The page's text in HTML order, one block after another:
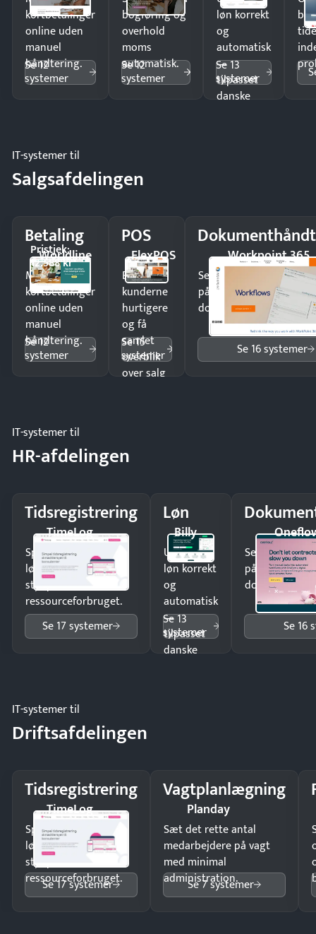
kortbetalinger
online uden
manuel
håndtering.
Se 12
systemer
bogføring og
overhold
moms
automatisk.
Se 12
systemer
løn korrekt
og
automatisk
—
tilpasset
danske
Se 13
systemer
IT-systemer til
Salgsafdelingen
Betaling
Worldline
Pristjek:
12.588 kr
Modtag
kortbetalinger
online uden
manuel
håndtering.
Se 12
systemer
POS
FlexPOS
Ekspedér
kunderne
hurtigere
og få
samlet
overblik
over salg
Se 15
systemer
Workpoint 365
Send kontrakter til
på minutter og mist
dokumenter.
Se 16 systemer
IT-systemer til
HR-afdelingen
Tidsregistrering
TimeLog
Spar tid på
lønberegning og få
styr på
ressourceforbruget.
Se 17 systemer
Løn
Billy
Udbetal
løn korrekt
og
automatisk
—
tilpasset
danske
Se 13
systemer
Send
på minutter
dokumenter.
Se 16
IT-systemer til
Driftsafdelingen
Tidsregistrering
TimeLog
Spar tid på
lønberegning og få
styr på
ressourceforbruget.
Se 17 systemer
Vagtplanlægning
Planday
Sæt det rette antal
medarbejdere på vagt
med minimal
administration.
Se 7 systemer